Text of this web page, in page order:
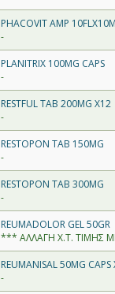
PHACOVIT AMP
-
PLANITRIX 100MG CAPS
-
RESTFUL TAB 200MG X12
-
RESTOPON TAB 150MG
-
RESTOPON TAB 300MG
-
REUMADOLOR GEL 50GR
*** ΑΛΛΑΓΗ Χ.Τ. ΤΙΜΗΣ
REUMANISAL 50MG CAPS
-